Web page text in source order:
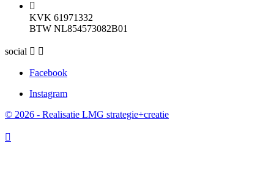

KVK 61971332
BTW NL854573082B01
social  
Facebook
Instagram
© 2026 - Realisatie LMG strategie+creatie
